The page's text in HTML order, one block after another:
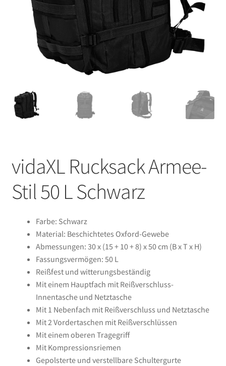
vidaXL Rucksack Armee-
Stil 50 L Schwarz
Farbe: Schwarz
Material: Beschichtetes Oxford-Gewebe
Abmessungen: 30 x (15 + 10 + 8) x 50 cm (B x T x H)
Fassungsvermögen: 50 L
Reißfest und witterungsbeständig
Mit einem Hauptfach mit Reißverschluss-
Innentasche und Netztasche
Mit 1 Nebenfach mit Reißverschluss und Netztasche
Mit 2 Vordertaschen mit Reißverschlüssen
Mit einem oberen Tragegriff
Mit Kompressionsriemen
Gepolsterte und verstellbare Schultergurte